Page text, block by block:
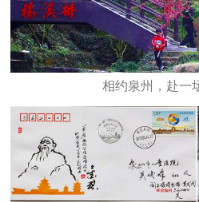
相约泉州，赴一